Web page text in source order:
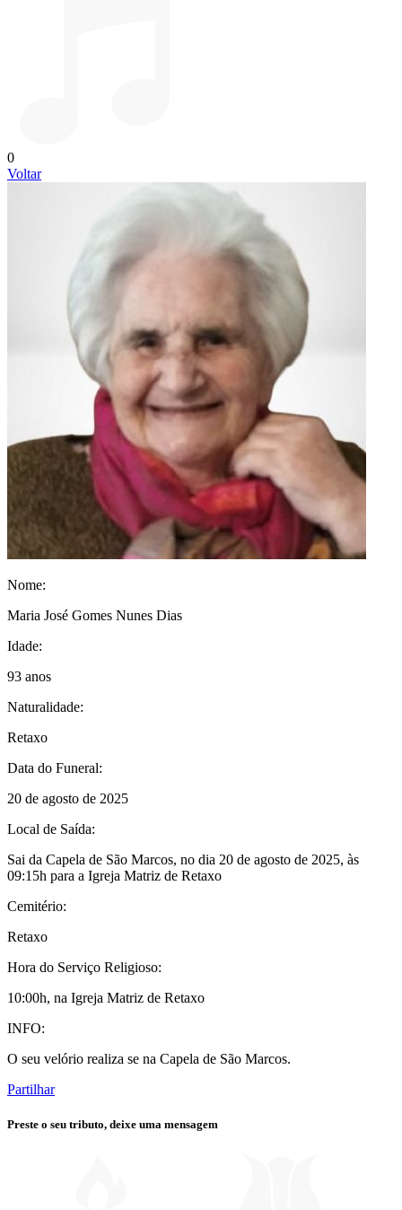
0
Voltar
Nome:
Maria José Gomes Nunes Dias
Idade:
93 anos
Naturalidade:
Retaxo
Data do Funeral:
20 de agosto de 2025
Local de Saída:
Sai da Capela de São Marcos, no dia 20 de agosto de 2025, às
09:15h para a Igreja Matriz de Retaxo
Cemitério:
Retaxo
Hora do Serviço Religioso:
10:00h, na Igreja Matriz de Retaxo
INFO:
O seu velório realiza se na Capela de São Marcos.
Partilhar
Preste o seu tributo, deixe uma mensagem